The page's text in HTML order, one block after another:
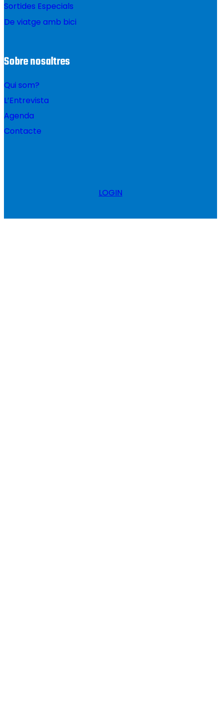
Sortides Especials
De viatge amb bici
Sobre nosaltres
Qui som?
L’Entrevista
Agenda
Contacte
LOGIN